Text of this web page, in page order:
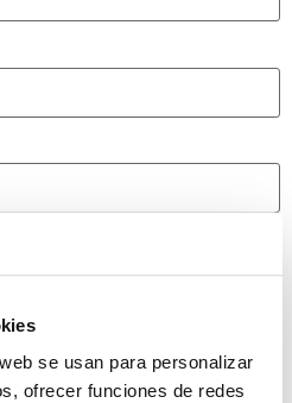
se usan para personalizar
ofrecer funciones de redes